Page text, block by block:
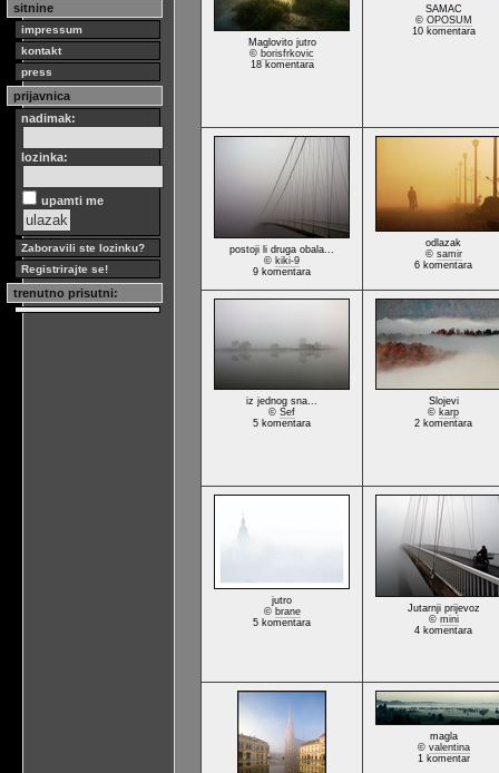
sitnine
impressum
kontakt
press
prijavnica
nadimak:
lozinka:
upamti me
Zaboravili ste lozinku?
Registrirajte se!
trenutno prisutni:
Maglovito jutro
© borisfrkovic
18 komentara
SAMAC
© OPOSUM
10 komentara
postoji li druga obala...
© kiki-9
9 komentara
odlazak
© samir
6 komentara
iz jednog sna...
© Sef
5 komentara
Slojevi
© karp
2 komentara
jutro
© brane
5 komentara
Jutarnji prijevoz
© mini
4 komentara
magla
© valentina
1 komentar